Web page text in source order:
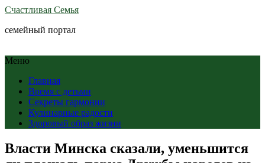
Счастливая Семья
семейный портал
Меню
Главная
Время с детьми
Секреты гармонии
Кулинарные радости
Здоровый образ жизни
Власти Минска сказали, уменьшится